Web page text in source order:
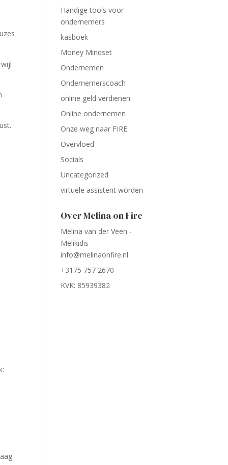
Handige tools voor
ondernemers
kasboek
Money Mindset
Ondernemen
Ondernemerscoach
online geld verdienen
Online ondernemen
Onze weg naar FIRE
Overvloed
Socials
Uncategorized
virtuele assistent worden
Over Melina on Fire
Melina van der Veen -
Melikidis
info@melinaonfire.nl
+3175 757 2670
KVK: 85939382